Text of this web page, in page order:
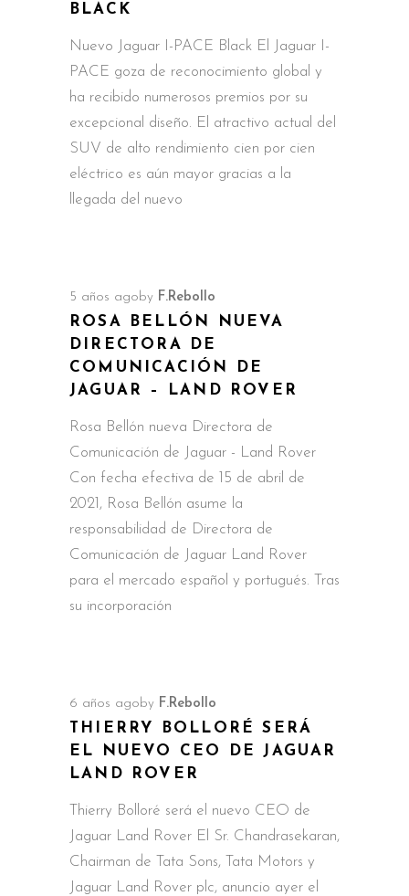
BLACK
Nuevo Jaguar I-PACE Black El Jaguar I-
PACE goza de reconocimiento global y
ha recibido numerosos premios por su
excepcional diseño. El atractivo actual del
SUV de alto rendimiento cien por cien
eléctrico es aún mayor gracias a la
llegada del nuevo
5 años ago by F.Rebollo
ROSA BELLÓN NUEVA
DIRECTORA DE
COMUNICACIÓN DE
JAGUAR – LAND ROVER
Rosa Bellón nueva Directora de
Comunicación de Jaguar - Land Rover
Con fecha efectiva de 15 de abril de
2021, Rosa Bellón asume la
responsabilidad de Directora de
Comunicación de Jaguar Land Rover
para el mercado español y portugués. Tras
su incorporación
6 años ago by F.Rebollo
THIERRY BOLLORÉ SERÁ
EL NUEVO CEO DE JAGUAR
LAND ROVER
Thierry Bolloré será el nuevo CEO de
Jaguar Land Rover El Sr. Chandrasekaran,
Chairman de Tata Sons, Tata Motors y
Jaguar Land Rover plc, anuncio ayer el